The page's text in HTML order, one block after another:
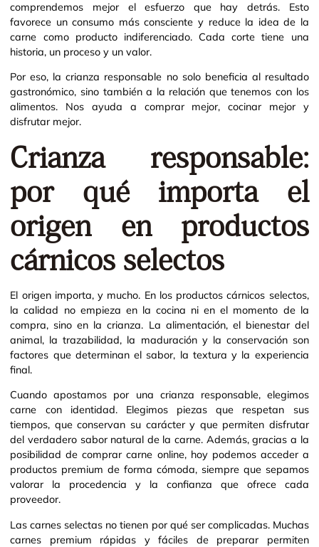
comprendemos mejor el esfuerzo que hay detrás. Esto
favorece un consumo más consciente y reduce la idea de la
carne como producto indiferenciado. Cada corte tiene una
historia, un proceso y un valor.
Por eso, la crianza responsable no solo beneficia al resultado
gastronómico, sino también a la relación que tenemos con los
alimentos. Nos ayuda a comprar mejor, cocinar mejor y
disfrutar mejor.
Crianza responsable:
por qué importa el
origen en productos
cárnicos selectos
El origen importa, y mucho. En los productos cárnicos selectos,
la calidad no empieza en la cocina ni en el momento de la
compra, sino en la crianza. La alimentación, el bienestar del
animal, la trazabilidad, la maduración y la conservación son
factores que determinan el sabor, la textura y la experiencia
final.
Cuando apostamos por una crianza responsable, elegimos
carne con identidad. Elegimos piezas que respetan sus
tiempos, que conservan su carácter y que permiten disfrutar
del verdadero sabor natural de la carne. Además, gracias a la
posibilidad de comprar carne online, hoy podemos acceder a
productos premium de forma cómoda, siempre que sepamos
valorar la procedencia y la confianza que ofrece cada
proveedor.
Las carnes selectas no tienen por qué ser complicadas. Muchas
carnes premium rápidas y fáciles de preparar permiten